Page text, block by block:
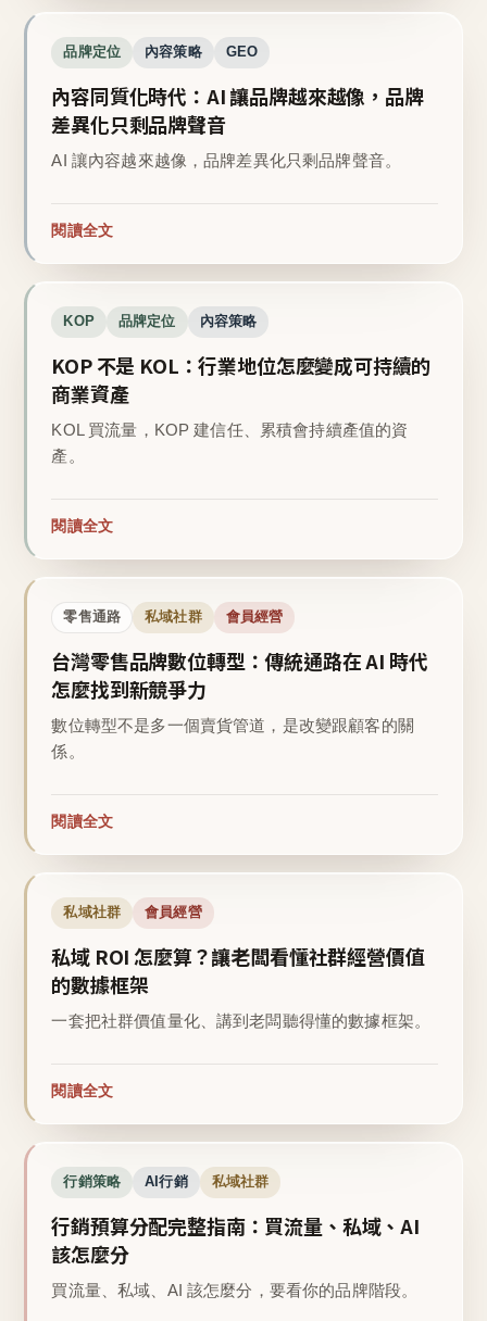
品牌定位 內容策略 GEO
內容同質化時代：AI 讓品牌越來越像，品牌
差異化只剩品牌聲音
AI 讓內容越來越像，品牌差異化只剩品牌聲音。
閱讀全文
KOP 品牌定位 內容策略
KOP 不是 KOL：行業地位怎麼變成可持續的
商業資產
KOL 買流量，KOP 建信任、累積會持續產值的資
產。
閱讀全文
零售通路 私域社群 會員經營
台灣零售品牌數位轉型：傳統通路在 AI 時代
怎麼找到新競爭力
數位轉型不是多一個賣貨管道，是改變跟顧客的關
係。
閱讀全文
私域社群 會員經營
私域 ROI 怎麼算？讓老闆看懂社群經營價值
的數據框架
一套把社群價值量化、講到老闆聽得懂的數據框架。
閱讀全文
行銷策略 AI行銷 私域社群
行銷預算分配完整指南：買流量、私域、AI
該怎麼分
買流量、私域、AI 該怎麼分，要看你的品牌階段。